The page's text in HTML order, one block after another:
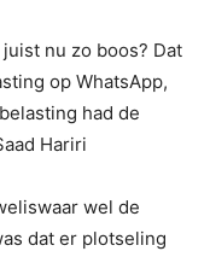
nu zo boos? Dat
op WhatsApp,
had de
Hariri
wel de
dat er plotseling